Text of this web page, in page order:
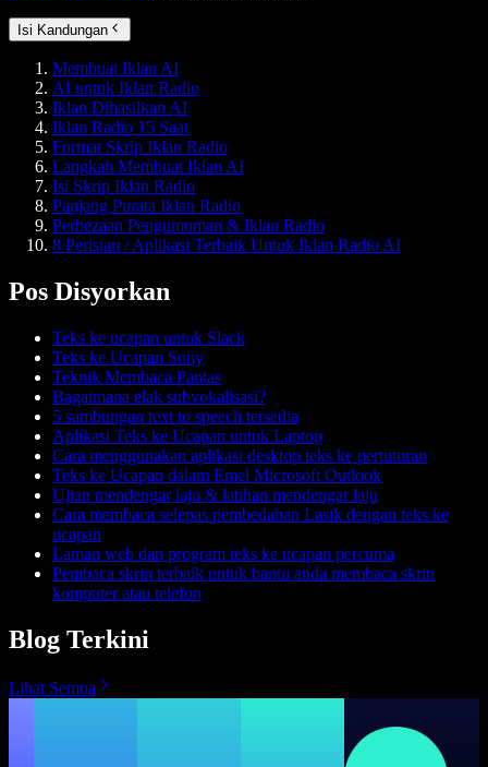
Isi Kandungan
Membuat Iklan AI
AI untuk Iklan Radio
Iklan Dihasilkan AI
Iklan Radio 15 Saat
Format Skrip Iklan Radio
Langkah Membuat Iklan AI
Isi Skrip Iklan Radio
Panjang Purata Iklan Radio
Perbezaan Pengumuman & Iklan Radio
8 Perisian / Aplikasi Terbaik Untuk Iklan Radio AI
Pos Disyorkan
Teks ke ucapan untuk Slack
Teks ke Ucapan Sony
Teknik Membaca Pantas
Bagaimana elak subvokalisasi?
5 sambungan text to speech tersedia
Aplikasi Teks ke Ucapan untuk Laptop
Cara menggunakan aplikasi desktop teks ke pertuturan
Teks ke Ucapan dalam Emel Microsoft Outlook
Ujian mendengar laju & latihan mendengar laju
Cara membaca selepas pembedahan Lasik dengan teks ke
ucapan
Laman web dan program teks ke ucapan percuma
Pembaca skrin terbaik untuk bantu anda membaca skrin
komputer atau telefon
Blog Terkini
Lihat Semua